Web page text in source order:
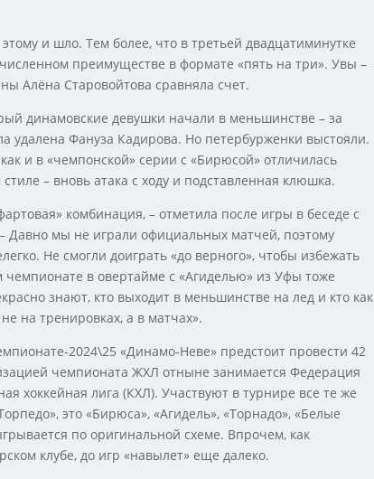
и шло. Тем более, что в третьей двадцатиминутке
преимуществе в формате «пять на три». Увы –
Алёна Старовойтова сравняла счет.
динамовские девушки начали в меньшинстве – за
удалена Фануза Кадирова. Но петербурженки выстояли.
и в «чемпонской» серии с «Бирюсой» отличилась
– вновь атака с ходу и подставленная клюшка.
комбинация, – отметила после игры в беседе с
Давно мы не играли официальных матчей, поэтому
Не смогли доиграть «до верного», чтобы избежать
в овертайме с «Агиделью» из Уфы тоже
знают, кто выходит в меньшинстве на лед и кто как
на тренировках, а в матчах».
2024\25 «Динамо-Неве» предстоит провести 42
чемпионата ЖХЛ отныне занимается Федерация
хоккейная лига (КХЛ). Участвуют в турнире все те же
это «Бирюса», «Агидель», «Торнадо», «Белые
по оригинальной схеме. Впрочем, как
клубе, до игр «навылет» еще далеко.